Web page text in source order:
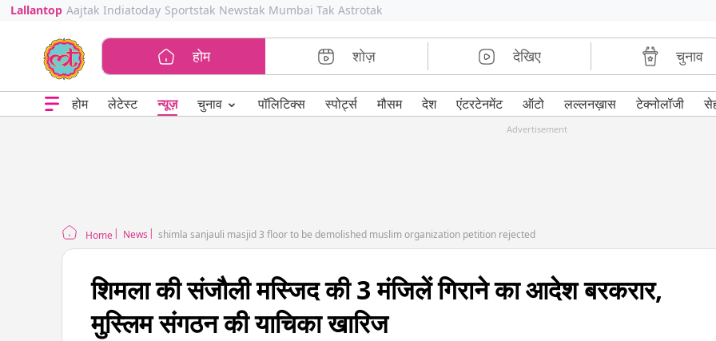
Lallantop Aajtak Indiatoday Sportstak Newstak Mumbai Tak Astrotak
होम शोज़ देखिए चुनाव
होम लेटेस्ट न्यूज़ चुनाव ⌄ पॉलिटिक्स स्पोर्ट्स मौसम देश एंटरटेनमेंट ऑटो लल्लनख़ास टेक्नोलॉजी
Advertisement
Home News shimla sanjauli masjid 3 floor to be demolished muslim organization petition rejected
शिमला की संजौली मस्जिद की 3 मंजिलें गिराने का आदेश बरकरार,
मुस्लिम संगठन की याचिका खारिज